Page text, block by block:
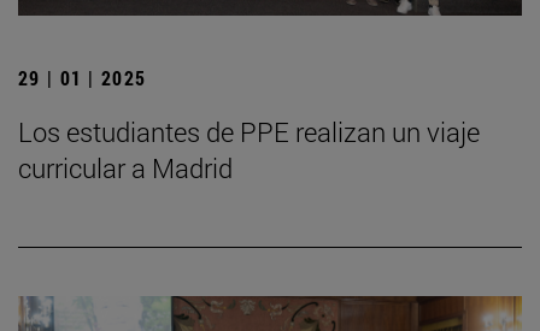
29 | 01 | 2025
Los estudiantes de PPE realizan un viaje
curricular a Madrid